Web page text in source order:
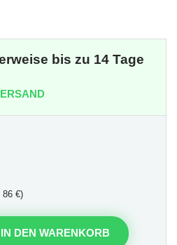
bis zu 14 Tage
86 €)
IN DEN WARENKORB